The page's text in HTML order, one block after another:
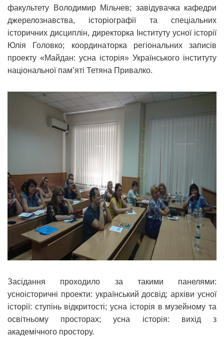
факультету Володимир Мільчев; завідувачка кафедри
джерелознавства, історіографії та спеціальних
історичних дисциплін, директорка Інституту усної історії
Юлія Головко; координаторка регіональних записів
проекту «Майдан: усна історія» Українського інституту
національної пам’яті Тетяна Привалко.
Засідання проходило за такими панелями:
усноісторичні проекти: український досвід; архіви усної
історії: ступінь відкритості; усна історія в музейному та
освітньому просторах; усна історія: вихід з
академічного простору.